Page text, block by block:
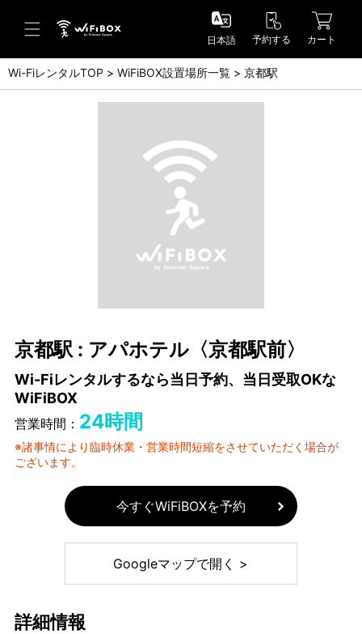
ヘルプ／お問い合わせ
Help Center(FAQ)(English)
日本語 予約する カート
Wi-FiレンタルTOP WiFiBOX設置場所一覧 京都駅
京都駅 : アパホテル〈京都駅前〉
Wi-Fiレンタルするなら当日予約、当日受取OKな
WiFiBOX
営業時間： 24時間
※諸事情により臨時休業・営業時間短縮をさせていただく場合が
ございます。
今すぐWiFiBOXを予約
Googleマップで開く >
詳細情報